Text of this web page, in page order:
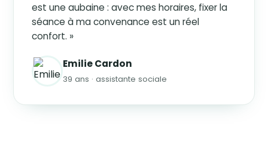
est une aubaine : avec mes horaires, fixer la
séance à ma convenance est un réel
confort. »
Emilie Cardon
39 ans · assistante sociale